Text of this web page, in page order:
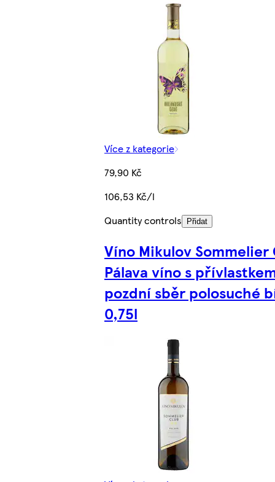
Více z kategorie
79,90 Kč
106,53 Kč/l
Quantity controls
Přidat
Víno Mikulov Sommelier
Pálava víno s
pozdní sběr polosuché
0,75l